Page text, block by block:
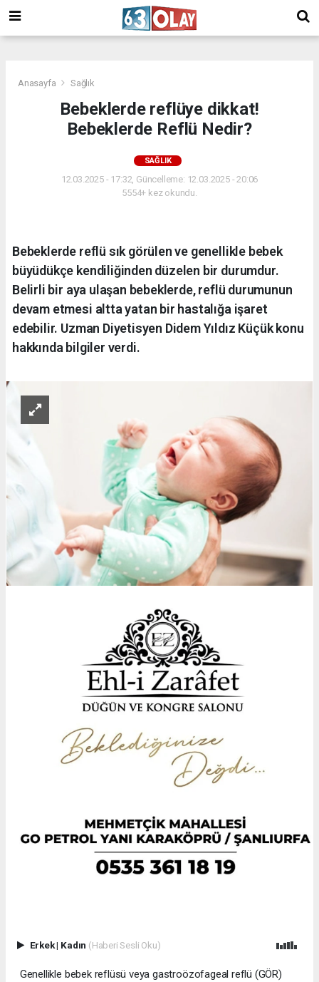
Anasayfa Sağlık
Bebeklerde reflüye dikkat!
Bebeklerde Reflü Nedir?
SAĞLIK
12.03.2025 - 17:32, Güncelleme: 12.03.2025 - 20:06
5554+ kez okundu.
Bebeklerde reflü sık görülen ve genellikle bebek
büyüdükçe kendiliğinden düzelen bir durumdur.
Belirli bir aya ulaşan bebeklerde, reflü durumunun
devam etmesi altta yatan bir hastalığa işaret
edebilir. Uzman Diyetisyen Didem Yıldız Küçük konu
hakkında bilgiler verdi.
Erkek| Kadın (Haberi Sesli Oku)
Genellikle bebek reflüsü veya gastroözofageal reflü (GÖR)